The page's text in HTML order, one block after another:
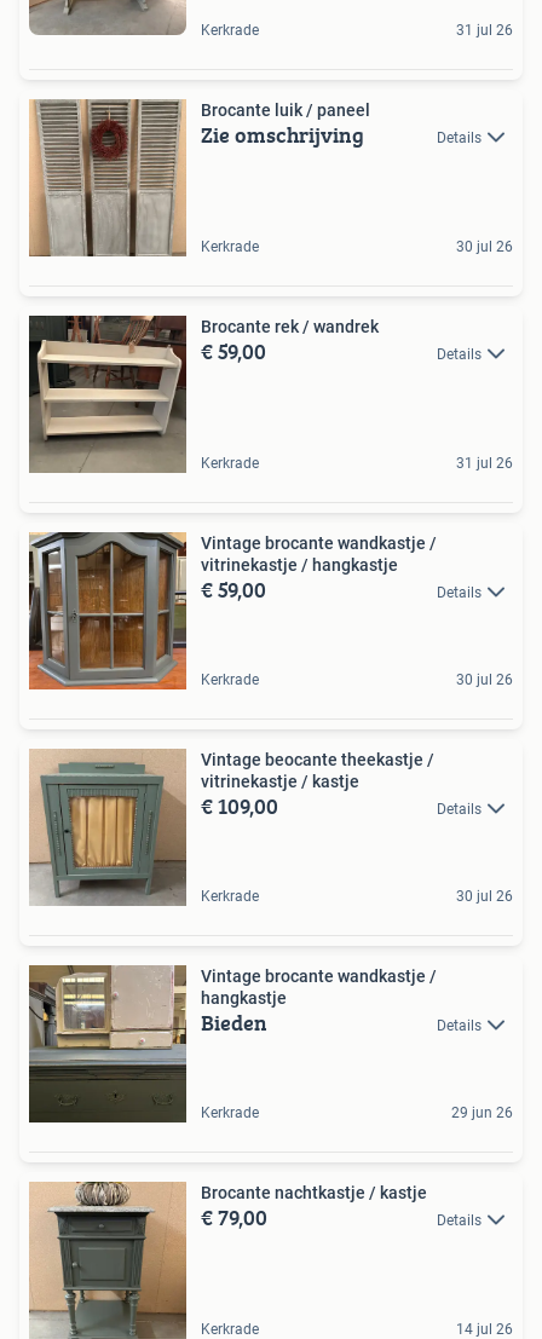
Kerkrade 31 jul 26
Brocante luik / paneel
Zie omschrijving Details
Kerkrade 30 jul 26
Brocante rek / wandrek
€ 59,00 Details
Kerkrade 31 jul 26
Vintage brocante wandkastje /
vitrinekastje / hangkastje
€ 59,00 Details
Kerkrade 30 jul 26
Vintage beocante theekastje /
vitrinekastje / kastje
€ 109,00 Details
Kerkrade 30 jul 26
Vintage brocante wandkastje /
hangkastje
Bieden Details
Kerkrade 29 jun 26
Brocante nachtkastje / kastje
€ 79,00 Details
Kerkrade 14 jul 26